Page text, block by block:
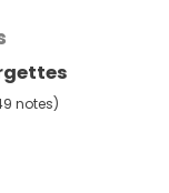
notes)